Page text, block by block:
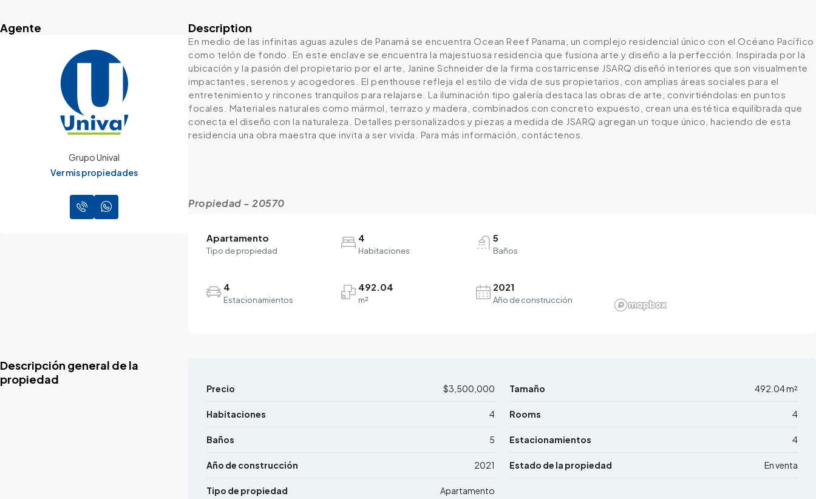
Agente
Grupo Unival
Ver mis propiedades
Description
En medio de las infinitas aguas azules de Panamá se encuentra Ocean Reef Panama, un complejo residencial único con el Océano Pacífico
como telón de fondo. En este enclave se encuentra la majestuosa residencia que fusiona arte y diseño a la perfección. Inspirada por la
ubicación y la pasión del propietario por el arte, Janine Schneider de la firma costarricense JSARQ diseñó interiores que son visualmente
impactantes, serenos y acogedores. El penthouse refleja el estilo de vida de sus propietarios, con amplias áreas sociales para el
entretenimiento y rincones tranquilos para relajarse. La iluminación tipo galería destaca las obras de arte, convirtiéndolas en puntos
focales. Materiales naturales como mármol, terrazo y madera, combinados con concreto expuesto, crean una estética equilibrada que
conecta el diseño con la naturaleza. Detalles personalizados y piezas a medida de JSARQ agregan un toque único, haciendo de esta
residencia una obra maestra que invita a ser vivida. Para más información, contáctenos.
Propiedad - 20570
Apartamento
Tipo de propiedad
4
Habitaciones
5
Baños
4
Estacionamientos
492.04
m²
2021
Año de construcción
Descripción general de la
propiedad
Precio $3,500,000 Tamaño 492.04 m²
Habitaciones 4 Rooms 4
Baños 5 Estacionamientos 4
Año de construcción 2021 Estado de la propiedad En venta
Tipo de propiedad Apartamento